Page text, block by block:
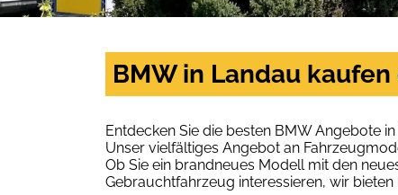
BMW in Landau
Entdecken Sie die besten BMW Angebote
Unser vielfältiges Angebot an
Ob Sie ein brandneues Modell mit den
Gebrauchtfahrzeug interessieren, wir